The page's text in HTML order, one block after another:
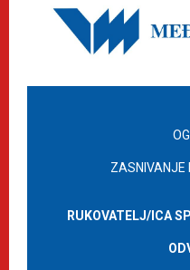
ZASNIVANJE
RUKOVATELJ/ICA